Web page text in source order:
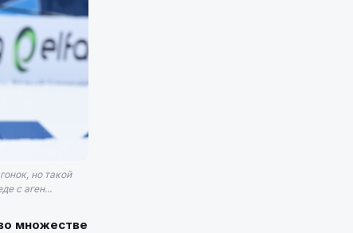
но такой
с аген...
множестве